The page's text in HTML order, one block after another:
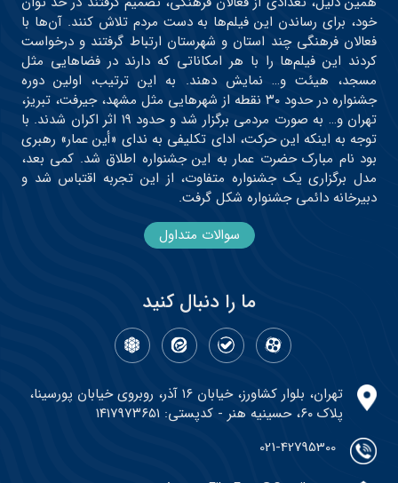
خود، برای رساندن این فیلم‌ها به دست مردم تلاش کنند. آن‌ها با
فعالان فرهنگی چند استان و شهرستان ارتباط گرفتند و درخواست
کردند این فیلم‌ها را با هر امکاناتی که دارند در فضاهایی مثل
مسجد، هیئت و… نمایش دهند. به این ترتیب، اولین دوره
جشنواره در حدود ۳۰ نقطه از شهرهایی مثل مشهد، جیرفت، تبریز،
تهران و… به صورت مردمی برگزار شد و حدود ۱۹ اثر اکران شدند. با
توجه به اینکه این حرکت، ادای تکلیفی به ندای «أین عمار» رهبری
بود نام مبارک حضرت عمار به این جشنواره اطلاق شد. کمی بعد،
مدل برگزاری یک جشنواره متفاوت، از این تجربه اقتباس شد و
دبیرخانه دائمی جشنواره شکل گرفت.
سوالات متداول
ما را دنبال کنید
تهران، بلوار کشاورز، خیابان ۱۶ آذر، روبروی خیابان پورسینا،
پلاک ۶۰، حسینیه هنر - کدپستی: ۱۴۱۷۹۷۳۶۵۱
021-42795300